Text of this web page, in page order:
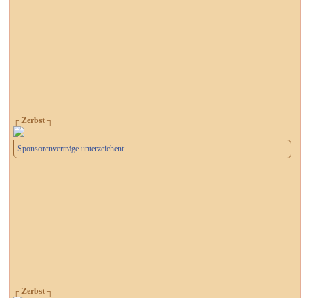
┌ Zerbst ┐
Sponsorenverträge unterzeichent
┌ Zerbst ┐